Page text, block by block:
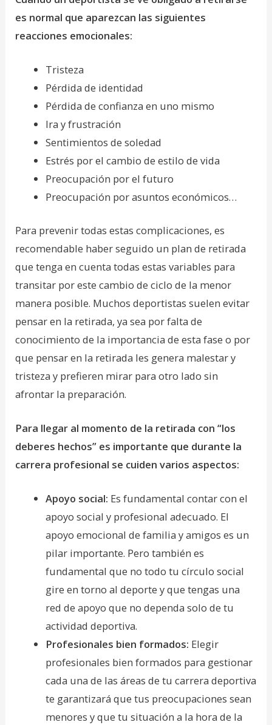
es normal que aparezcan las siguientes
reacciones emocionales:
Tristeza
Pérdida de identidad
Pérdida de confianza en uno mismo
Ira y frustración
Sentimientos de soledad
Estrés por el cambio de estilo de vida
Preocupación por el futuro
Preocupación por asuntos económicos…
Para prevenir todas estas complicaciones, es
recomendable haber seguido un plan de retirada
que tenga en cuenta todas estas variables para
transitar por este cambio de ciclo de la menor
manera posible. Muchos deportistas suelen evitar
pensar en la retirada, ya sea por falta de
conocimiento de la importancia de esta fase o por
que pensar en la retirada les genera malestar y
tristeza y prefieren mirar para otro lado sin
afrontar la preparación.
Para llegar al momento de la retirada con “los
deberes hechos” es importante que durante la
carrera profesional se cuiden varios aspectos:
Apoyo social: Es fundamental contar con el
apoyo social y profesional adecuado. El
apoyo emocional de familia y amigos es un
pilar importante. Pero también es
fundamental que no todo tu círculo social
gire en torno al deporte y que tengas una
red de apoyo que no dependa solo de tu
actividad deportiva.
Profesionales bien formados: Elegir
profesionales bien formados para gestionar
cada una de las áreas de tu carrera deportiva
te garantizará que tus preocupaciones sean
menores y que tu situación a la hora de la